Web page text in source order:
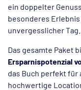
ein doppelter
besonderes
unvergesslicher Tag.
Das gesamte Paket
Ersparnispotenzial
das Buch perfekt für
hochwertige